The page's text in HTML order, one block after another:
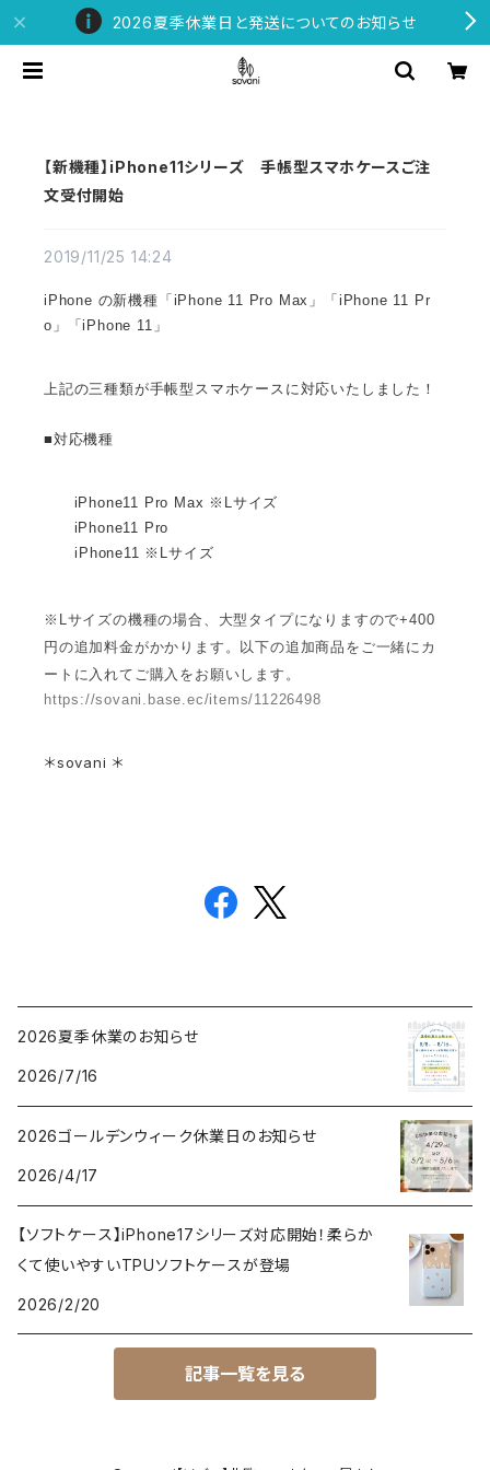
2026夏季休業日と発送についてのお知らせ
【新機種】iPhone11シリーズ 手帳型スマホケースご注
文受付開始
2019/11/25 14:24
iPhone の新機種「iPhone 11 Pro Max」「iPhone 11 Pr
o」「iPhone 11」
上記の三種類が手帳型スマホケースに対応いたしました！
■対応機種
iPhone11 Pro Max ※Lサイズ
iPhone11 Pro
iPhone11 ※Lサイズ
※Lサイズの機種の場合、大型タイプになりますので+400
円の追加料金がかかります。以下の追加商品をご一緒にカ
ートに入れてご購入をお願いします。
https://sovani.base.ec/items/11226498
＊sovani ＊
2026夏季休業のお知らせ
2026/7/16
2026ゴールデンウィーク休業日のお知らせ
2026/4/17
【ソフトケース】iPhone17シリーズ対応開始！柔らか
くて使いやすいTPUソフトケースが登場
2026/2/20
記事一覧を見る